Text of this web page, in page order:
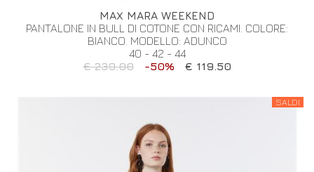
MAX MARA WEEKEND
PANTALONE IN BULL DI COTONE CON RICAMI. COLORE:
BIANCO. MODELLO: ADUNCO
40 - 42 - 44
€ 239.00
-50% € 119.50
SALDI